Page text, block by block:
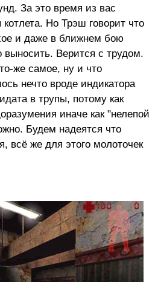
За это время из вас
котлета. Но Трэш говорит что
и даже в ближнем бою
выносить. Верится с трудом.
же самое, ну и что
нечто вроде индикатора
в трупы, потому как
иначе как "нелепой
Будем надеятся что
всё же для этого молоточек